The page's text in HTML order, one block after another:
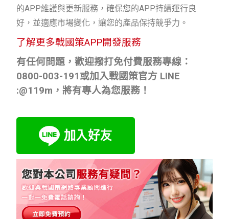
的APP維護與更新服務，確保您的APP持續運行良
好，並適應市場變化，讓您的產品保持競爭力。
了解更多戰國策APP開發服務
有任何問題，歡迎撥打免付費服務專線：
0800-003-191或加入戰國策官方 LINE
:@119m ，將有專人為您服務！